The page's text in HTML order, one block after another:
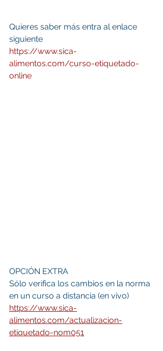
Quieres saber más entra al enlace
siguiente
https://www.sica-
alimentos.com/curso-etiquetado-
online
OPCIÓN EXTRA
Sólo verifica los cambios en la norma
en un curso a distancia (en vivo)
https://www.sica-
alimentos.com/actualizacion-
etiquetado-nom051